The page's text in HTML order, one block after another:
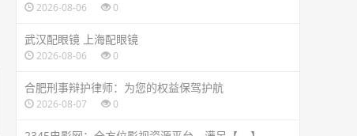
2026-08-06 0
武汉配眼镜 上海配眼镜
2026-08-06 0
合肥刑事辩护律师：为您的权益保驾护航
2026-08-07 0